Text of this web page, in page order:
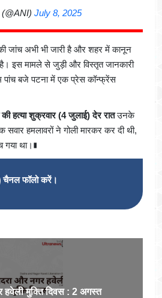
July 8, 2025
जांच अभी भी जारी है और शहर में कानून
है। इस मामले से जुड़ी और विस्तृत जानकारी
बजे पटना में एक प्रेस कॉन्फ्रेंस
हत्या शुक्रवार (4 जुलाई) देर रातउनके
सवार हमलावरों ने गोली मारकर कर दी थी,
था।∎
चैनल फॉलो करें।
हवेली मुक्ति दिवस : 2 अगस्त